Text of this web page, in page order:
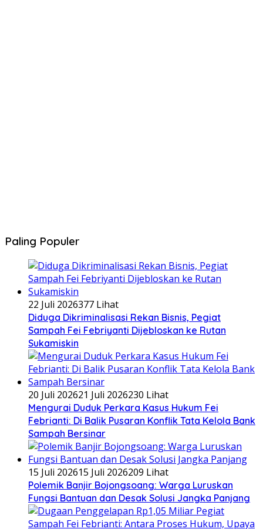
Paling Populer
22 Juli 2026377 Lihat
Diduga Dikriminalisasi Rekan Bisnis, Pegiat
Sampah Fei Febriyanti Dijebloskan ke Rutan
Sukamiskin
20 Juli 202621 Juli 2026230 Lihat
​Mengurai Duduk Perkara Kasus Hukum Fei
Febrianti: Di Balik Pusaran Konflik Tata Kelola Bank
Sampah Bersinar
15 Juli 202615 Juli 2026209 Lihat
Polemik Banjir Bojongsoang: Warga Luruskan
Fungsi Bantuan dan Desak Solusi Jangka Panjang